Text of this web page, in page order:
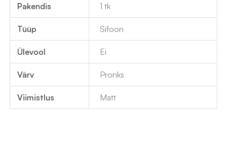
Pakendis 1 tk
Tüüp Sifoon
Ülevool Ei
Värv Pronks
Viimistlus Matt